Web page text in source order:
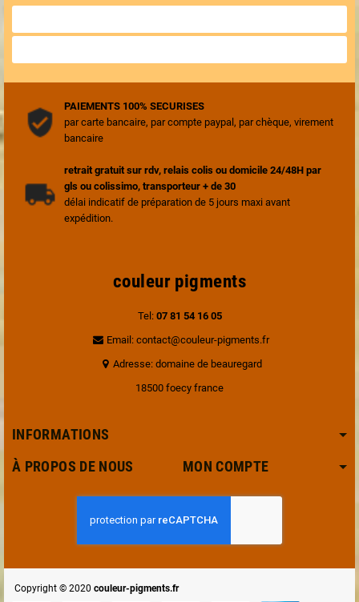
PAIEMENTS 100% SECURISES
par carte bancaire, par compte paypal, par chèque, virement
bancaire
retrait gratuit sur rdv, relais colis ou domicile 24/48H par
gls ou colissimo, transporteur + de 30
délai indicatif de préparation de 5 jours maxi avant
expédition.
couleur pigments
Tel: 07 81 54 16 05
Email: contact@couleur-pigments.fr
Adresse: domaine de beauregard
18500 foecy france
INFORMATIONS
À PROPOS DE NOUS MON COMPTE
Copyright © 2020 couleur-pigments.fr